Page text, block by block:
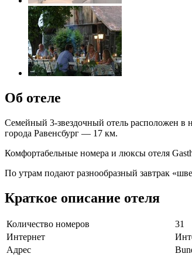
Об отеле
Семейный 3-звездочный отель расположен в
города Равенсбург — 17 км.
Комфортабельные номера и люксы отеля
По утрам подают разнообразный завтрак
Краткое описание отеля
Количество номеров
31
Интернет
Адрес